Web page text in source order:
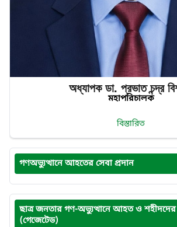
অধ্যাপক ডা. প্রভাত‌ চন্দ্র‌
মহাপরিচালক
বিস্তারিত
গণঅভ্যুত্থানে আহতের সেবা প্রদান
ছাত্র জনতার গণ-অভ্যুত্থানে আহত ও শহীদদের
(গেজেটেড)